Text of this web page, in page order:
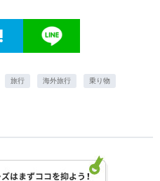
旅行 海外旅行 乗り物